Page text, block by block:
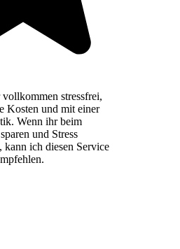
stressfrei,
Kosten und mit einer
Wenn ihr beim
und Stress
ich diesen Service